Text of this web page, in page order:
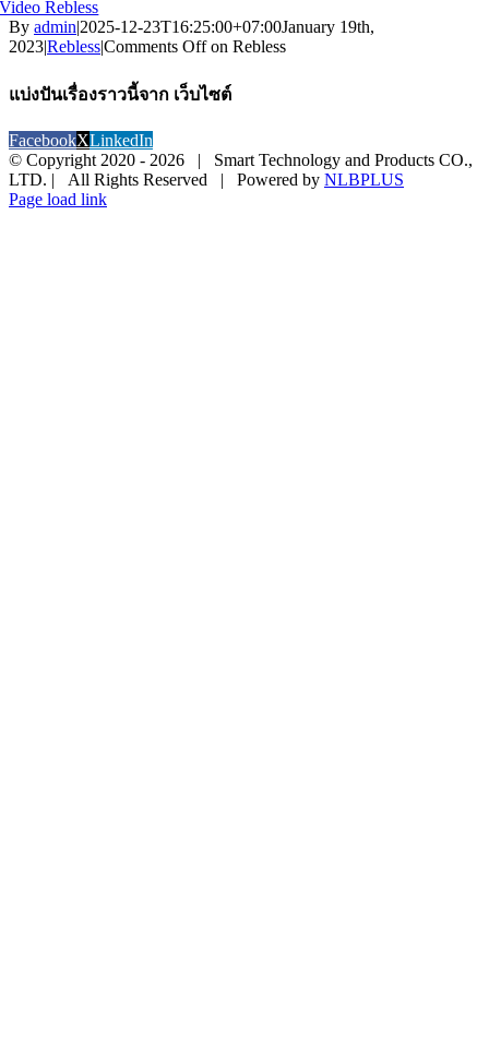
Video Rebless
By admin|2025-12-23T16:25:00+07:00January 19th,
2023|Rebless|Comments Offon Rebless
แบ่งปันเรื่องราวนี้จาก เว็บไซต์
FacebookXLinkedIn
© Copyright 2020 - 2026 | Smart Technology and Products CO.,
LTD. | All Rights Reserved | Powered by NLBPLUS
Page load link